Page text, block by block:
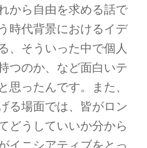
から自由を求める話で
時代背景におけるイデ
、そういった中で個人
つのか、など面白いテ
思ったんです。また、
る場面では、皆がロン
どうしていいか分から
イニシアティブをとっ